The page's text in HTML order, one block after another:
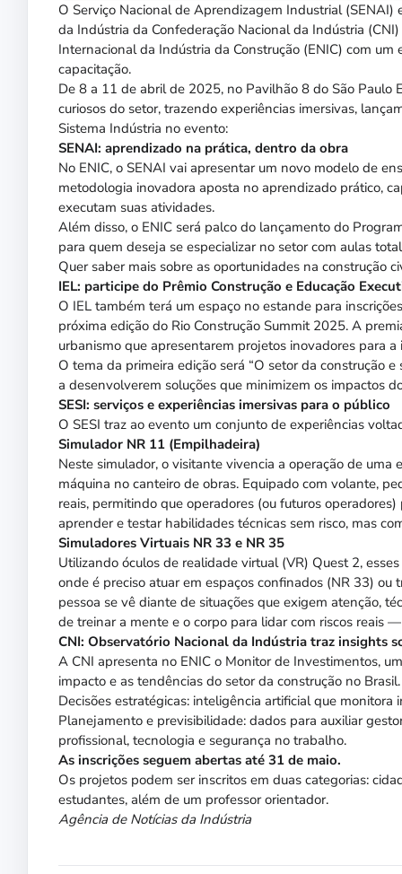
O Serviço Nacional de Aprendizagem Industrial (SENAI)
da Indústria da Confederação Nacional da Indústria
Internacional da Indústria da Construção (ENIC) com
capacitação.
De 8 a 11 de abril de 2025, no Pavilhão 8 do São
curiosos do setor, trazendo experiências imersivas,
Sistema Indústria no evento:
SENAI: aprendizado na prática, dentro da obra
No ENIC, o SENAI vai apresentar um novo modelo de
metodologia inovadora aposta no aprendizado prático,
executam suas atividades.
Além disso, o ENIC será palco do lançamento do
para quem deseja se especializar no setor com aulas
Quer saber mais sobre as oportunidades na construção
IEL: participe do Prêmio Construção e Educação
O IEL também terá um espaço no estande para
próxima edição do Rio Construção Summit 2025. A
urbanismo que apresentarem projetos inovadores para a
O tema da primeira edição será “O setor da construção
a desenvolverem soluções que minimizem os impactos
SESI: serviços e experiências imersivas para o público
O SESI traz ao evento um conjunto de experiências
Simulador NR 11 (Empilhadeira)
Neste simulador, o visitante vivencia a operação de
máquina no canteiro de obras. Equipado com volante,
reais, permitindo que operadores (ou futuros
aprender e testar habilidades técnicas sem risco, mas
Simuladores Virtuais NR 33 e NR 35
Utilizando óculos de realidade virtual (VR) Quest 2,
onde é preciso atuar em espaços confinados (NR 33)
pessoa se vê diante de situações que exigem atenção,
de treinar a mente e o corpo para lidar com riscos reais
CNI: Observatório Nacional da Indústria traz insights
A CNI apresenta no ENIC o Monitor de Investimentos,
impacto e as tendências do setor da construção no
Decisões estratégicas: inteligência artificial que
Planejamento e previsibilidade: dados para auxiliar
profissional, tecnologia e segurança no trabalho.
As inscrições seguem abertas até 31 de maio.
Os projetos podem ser inscritos em duas categorias:
estudantes, além de um professor orientador.
Agência de Notícias da Indústria